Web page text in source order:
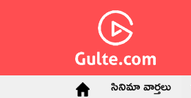
సినిమా వార్తలు